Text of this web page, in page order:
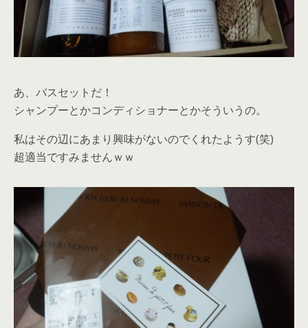
あ、バスセットだ！
シャンプーとかコンディショナーとかそういうの。
私はその辺にあまり興味がないのでくれたようす(笑)
超適当ですみませんｗｗ